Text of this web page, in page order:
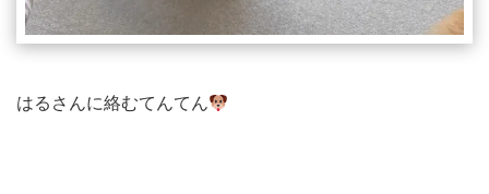
はるさんに絡むてんてん